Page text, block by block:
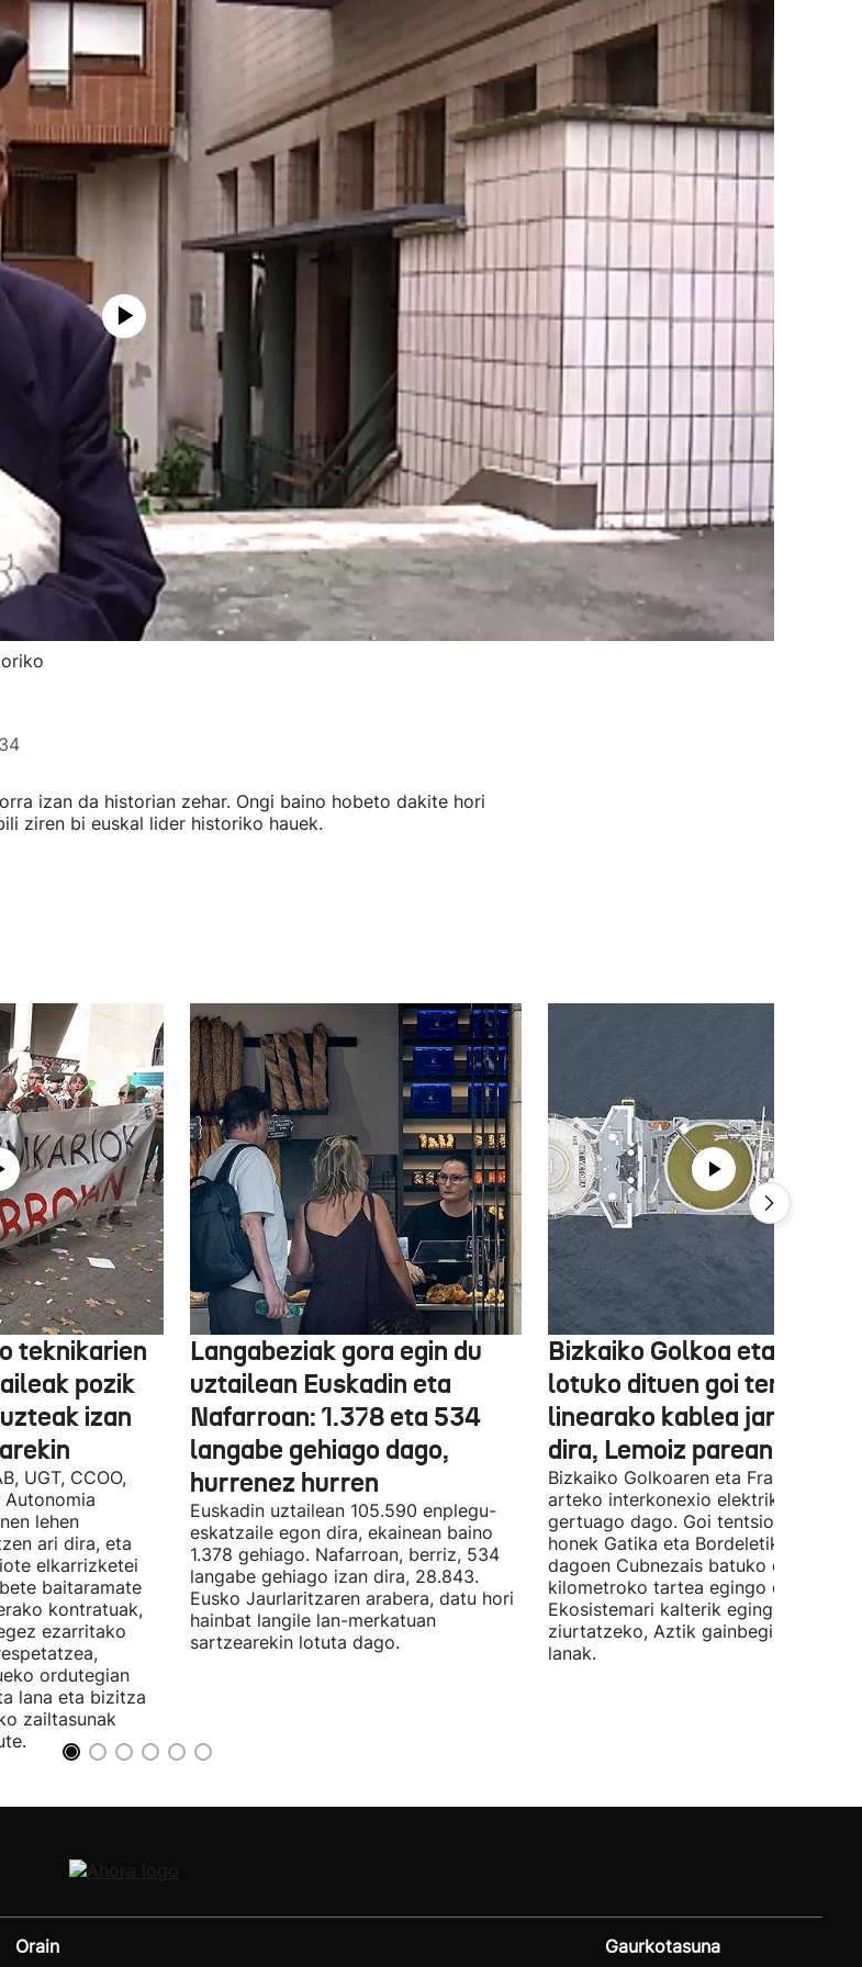
izan da historian zehar. Ongi baino hobeto dakite hori
ziren bi euskal lider historiko hauek.
teknikarien
pozik
izan
UGT, CCOO,
Autonomia
lehen
ari dira, eta
elkarrizketei
baitaramate
kontratuak,
ezarritako
ordutegian
lana eta bizitza
zailtasunak
Langabeziak gora egin du
uztailean Euskadin eta
Nafarroan: 1.378 eta 534
langabe gehiago dago,
hurrenez hurren
Euskadin uztailean 105.590 enplegu-
eskatzaile egon dira, ekainean baino
1.378 gehiago. Nafarroan, berriz, 534
langabe gehiago izan dira, 28.843.
Eusko Jaurlaritzaren arabera, datu hori
hainbat langile lan-merkatuan
sartzearekin lotuta dago.
Bizkaiko Golkoa eta
lotuko dituen goi tentsioko
linearako kablea jartzen
dira, Lemoiz parean
Bizkaiko Golkoaren eta Frantziaren
arteko interkonexio elektrikoa
gertuago dago. Goi tentsioko linea
honek Gatika eta Bordeletik gertu
dagoen Cubnezais batuko ditu eta
kilometroko tartea egingo du ur
Ekosistemari kalterik egingo ez
ziurtatzeko, Aztik gainbegiratuko
lanak.
Orain Gaurkotasuna